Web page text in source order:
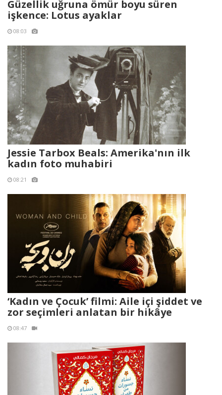
Güzellik uğruna ömür boyu süren
işkence: Lotus ayaklar
08:03
Jessie Tarbox Beals: Amerika'nın ilk
kadın foto muhabiri
08:21
‘Kadın ve Çocuk’ filmi: Aile içi şiddet ve
zor seçimleri anlatan bir hikâye
08:47